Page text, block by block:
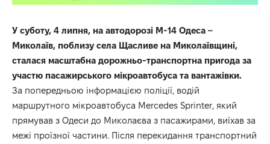
У суботу, 4 липня, на автодорозі М-14 Одеса –
Миколаїв, поблизу села Щасливе на Миколаївщині,
сталася масштабна дорожньо-транспортна пригода за
участю пасажирського мікроавтобуса та вантажівки.
За попередньою інформацією поліції, водій
маршрутного мікроавтобуса Mercedes Sprinter, який
прямував з Одеси до Миколаєва з пасажирами, виїхав за
межі проїзної частини. Після перекидання транспортний